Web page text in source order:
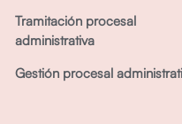
Tramitación procesal
administrativa
Gestión procesal